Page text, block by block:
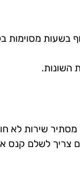
בשעות מסוימות
השונות.
שירות לא
צריך לשלם קנס